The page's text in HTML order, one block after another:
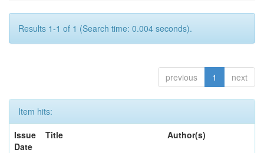
Results 1-1 of 1 (Search time: 0.004 seconds).
previous 1 next
Item hits:
Issue
Date
Title Author(s)